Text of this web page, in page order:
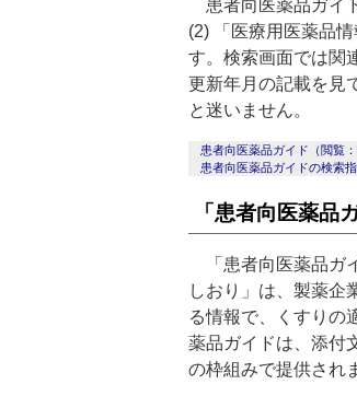
患者向医薬品ガイ
(2) 「医療用医薬品
す。検索画面では関
更新年月の記載を見
と迷いません。
患者向医薬品ガイド（閲覧
患者向医薬品ガイドの検索
「患者向医薬品
「患者向医薬品ガ
しおり」は、製薬企
る情報で、くすりの
薬品ガイドは、添付
の枠組みで提供され